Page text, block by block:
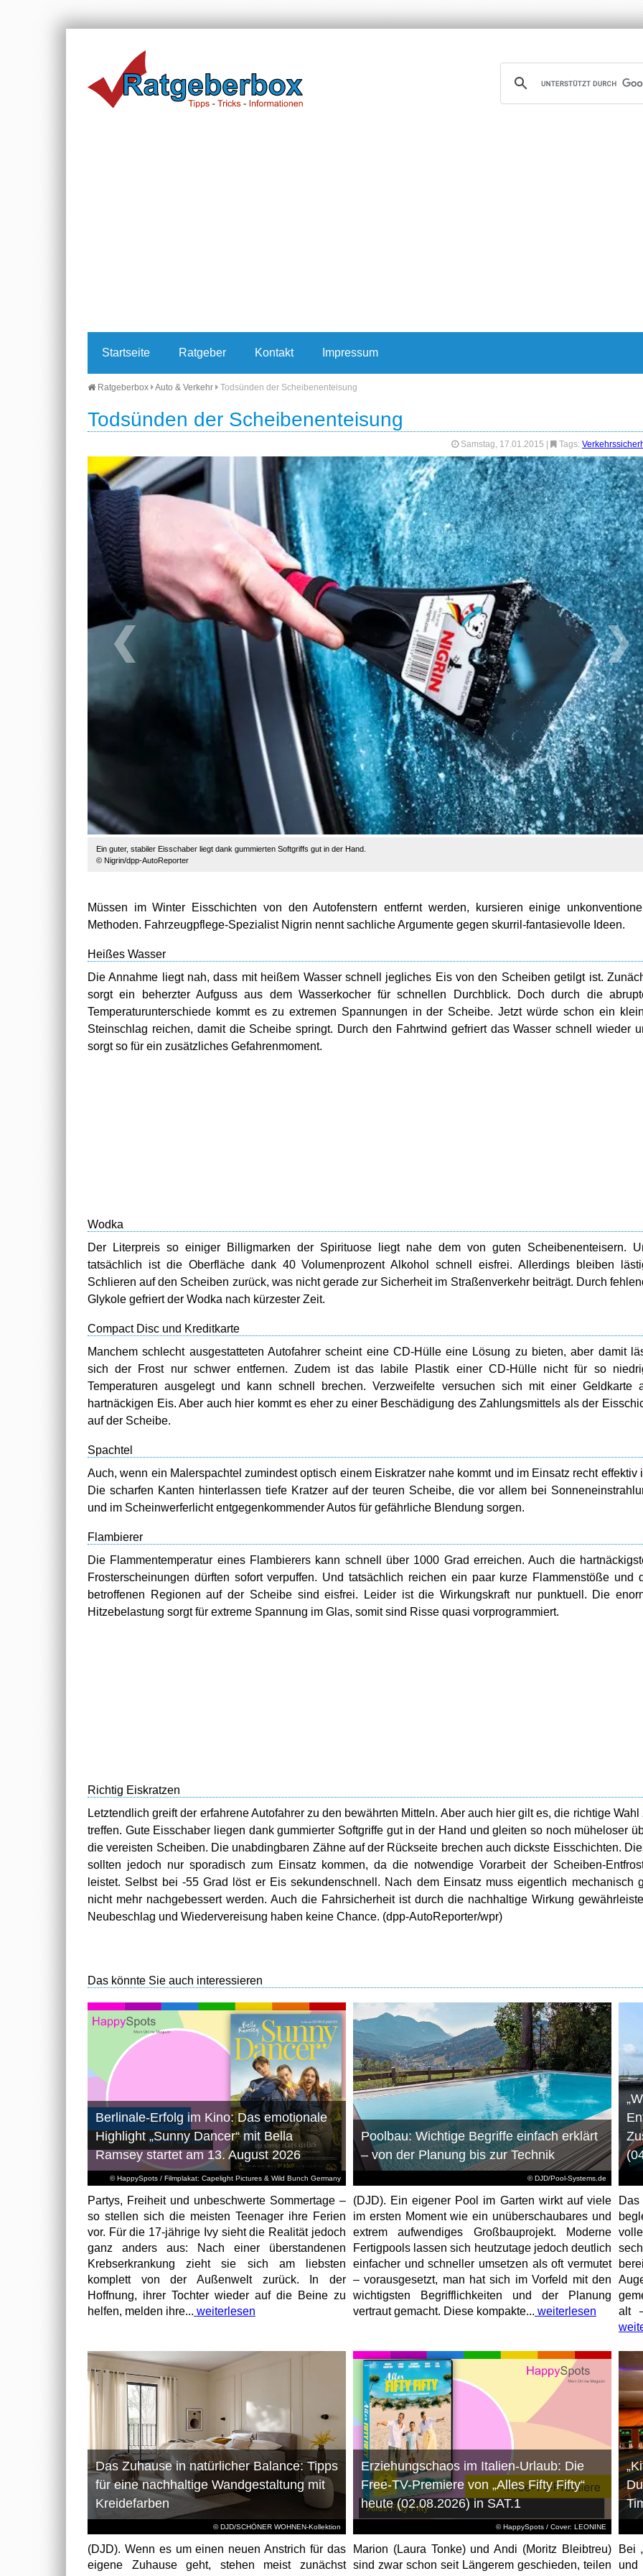
Startseite Ratgeber Kontakt Impressum
Ratgeberbox Auto & Verkehr Todsünden der Scheibenenteisung
Todsünden der Scheibenenteisung
Samstag, 17.01.2015 Tags:
Schlechte Idee: Eisbeseitigung mit (hoffentlich) glykolfreiem Wodka führt zu Streifenbildung.
© Nigrin/dpp-AutoReporter
❮ ❯
Müssen im Winter Eisschichten von den Autofenstern entfernt werden, kursieren einige
Methoden. Fahrzeugpflege-Spezialist Nigrin nennt sachliche Argumente gegen skurril-fantasievolle Ideen.
Heißes Wasser
Die Annahme liegt nah, dass mit heißem Wasser schnell jegliches Eis von den Scheiben getilgt ist.
sorgt ein beherzter Aufguss aus dem Wasserkocher für schnellen Durchblick. Doch durch die
Temperaturunterschiede kommt es zu extremen Spannungen in der Scheibe. Jetzt würde schon ein
Steinschlag reichen, damit die Scheibe springt. Durch den Fahrtwind gefriert das Wasser schnell wieder
sorgt so für ein zusätzliches Gefahrenmoment.
Wodka
Der Literpreis so einiger Billigmarken der Spirituose liegt nahe dem von guten Scheibenenteisern.
tatsächlich ist die Oberfläche dank 40 Volumenprozent Alkohol schnell eisfrei. Allerdings bleiben
Schlieren auf den Scheiben zurück, was nicht gerade zur Sicherheit im Straßenverkehr beiträgt. Durch
Glykole gefriert der Wodka nach kürzester Zeit.
Compact Disc und Kreditkarte
Manchem schlecht ausgestatteten Autofahrer scheint eine CD-Hülle eine Lösung zu bieten, aber damit
sich der Frost nur schwer entfernen. Zudem ist das labile Plastik einer CD-Hülle nicht für so
Temperaturen ausgelegt und kann schnell brechen. Verzweifelte versuchen sich mit einer Geldkarte
hartnäckigen Eis. Aber auch hier kommt es eher zu einer Beschädigung des Zahlungsmittels als der
auf der Scheibe.
Spachtel
Auch, wenn ein Malerspachtel zumindest optisch einem Eiskratzer nahe kommt und im Einsatz recht effektiv
Die scharfen Kanten hinterlassen tiefe Kratzer auf der teuren Scheibe, die vor allem bei
und im Scheinwerferlicht entgegenkommender Autos für gefährliche Blendung sorgen.
Flambierer
Die Flammentemperatur eines Flambierers kann schnell über 1000 Grad erreichen. Auch die
Frosterscheinungen dürften sofort verpuffen. Und tatsächlich reichen ein paar kurze Flammenstöße und
betroffenen Regionen auf der Scheibe sind eisfrei. Leider ist die Wirkungskraft nur punktuell. Die
Hitzebelastung sorgt für extreme Spannung im Glas, somit sind Risse quasi vorprogrammiert.
Richtig Eiskratzen
Letztendlich greift der erfahrene Autofahrer zu den bewährten Mitteln. Aber auch hier gilt es, die richtige Wahl
treffen. Gute Eisschaber liegen dank gummierter Softgriffe gut in der Hand und gleiten so noch müheloser
die vereisten Scheiben. Die unabdingbaren Zähne auf der Rückseite brechen auch dickste Eisschichten.
sollten jedoch nur sporadisch zum Einsatz kommen, da die notwendige Vorarbeit der Scheiben-
leistet. Selbst bei -55 Grad löst er Eis sekundenschnell. Nach dem Einsatz muss eigentlich mechanisch
nicht mehr nachgebessert werden. Auch die Fahrsicherheit ist durch die nachhaltige Wirkung
Neubeschlag und Wiedervereisung haben keine Chance. (dpp-AutoReporter/wpr)
Das könnte Sie auch interessieren
© HappySpots / Filmplakat: Capelight Pictures & Wild Bunch Germany
Berlinale-Erfolg im Kino: Das emotionale
Highlight „Sunny Dancer“ mit Bella
Ramsey startet am 13. August 2026
Partys, Freiheit und unbeschwerte Sommertage –
so stellen sich die meisten Teenager ihre Ferien
vor. Für die 17-jährige Ivy sieht die Realität jedoch
ganz anders aus: Nach einer überstandenen
Krebserkrankung zieht sie sich am liebsten
komplett von der Außenwelt zurück. In der
Hoffnung, ihrer Tochter wieder auf die Beine zu
helfen, melden ihre... weiterlesen
© DJD/Pool-Systems.de
Poolbau: Wichtige Begriffe einfach erklärt
– von der Planung bis zur Technik
(DJD). Ein eigener Pool im Garten wirkt auf viele
im ersten Moment wie ein unüberschaubares und
extrem aufwendiges Großbauprojekt. Moderne
Fertigpools lassen sich heutzutage jedoch deutlich
einfacher und schneller umsetzen als oft vermutet
– vorausgesetzt, man hat sich im Vorfeld mit den
wichtigsten Begrifflichkeiten und der Planung
vertraut gemacht. Diese kompakte... weiterlesen
alt
© DJD/SCHÖNER WOHNEN-Kollektion
Das Zuhause in natürlicher Balance: Tipps
für eine nachhaltige Wandgestaltung mit
Kreidefarben
(DJD). Wenn es um einen neuen Anstrich für das
eigene Zuhause geht, stehen meist zunächst
© HappySpots / Cover: LEONINE
Erziehungschaos im Italien-Urlaub: Die
Free-TV-Premiere von „Alles Fifty Fifty“
heute (02.08.2026) in SAT.1
Marion (Laura Tonke) und Andi (Moritz Bleibtreu)
sind zwar schon seit Längerem geschieden, teilen
Bei